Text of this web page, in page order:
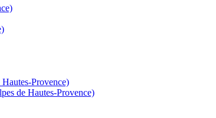
Provence)
de Hautes-Provence)